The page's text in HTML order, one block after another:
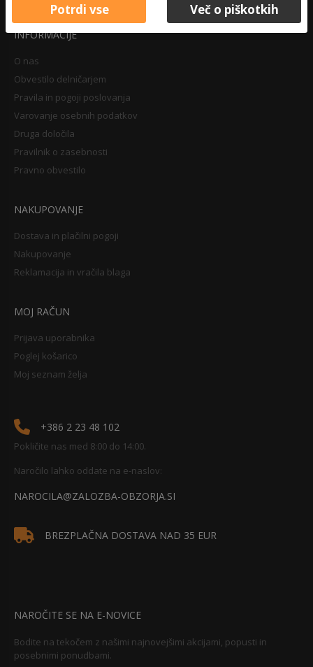
INFORMACIJE
O nas
Obvestilo delničarjem
Pravila in pogoji poslovanja
Varovanje osebnih podatkov
Druga določila
Pravilnik o zasebnosti
Pravno obvestilo
NAKUPOVANJE
Dostava in plačilni pogoji
Nakupovanje
Reklamacija in vračila blaga
MOJ RAČUN
Prijava uporabnika
Poglej košarico
Moj seznam želja
+386 2 23 48 102
Pokličite nas med 8:00 do 14:00.
Naročilo lahko oddate na e-naslov:
NAROCILA@ZALOZBA-OBZORJA.SI
BREZPLAČNA DOSTAVA NAD 35 EUR
NAROČITE SE NA E-NOVICE
Bodite na tekočem z našimi najnovejšimi akcijami, popusti in
posebnimi ponudbami.
Potrdi vse Več o piškotkih